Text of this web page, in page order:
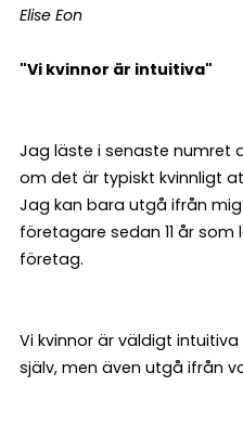
Elise Eon
"Vi kvinnor är intuitiva"
Jag läste i senaste numret
om det är typiskt kvinnligt
Jag kan bara utgå ifrån
företagare sedan 11 år
företag.
Vi kvinnor är väldigt
själv, men även utgå ifrån